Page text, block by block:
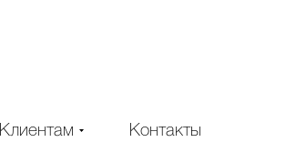
Клиентам Контакты